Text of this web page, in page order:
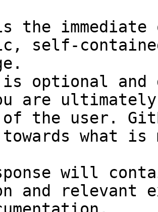
the
self-
optional and
are
of the user.
towards what
will
and relevant